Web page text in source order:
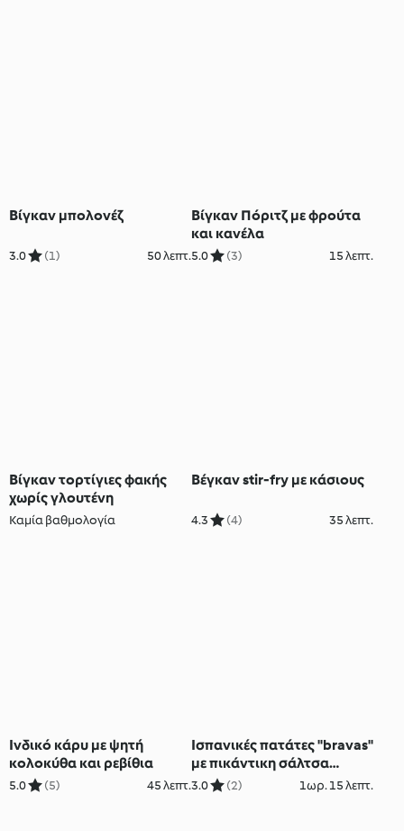
Βίγκαν μπολονέζ
3.0 (1) 50 λεπτ.
Βίγκαν Πόριτζ με φρούτα
και κανέλα
5.0 (3) 15 λεπτ.
Βίγκαν τορτίγιες φακής
χωρίς γλουτένη
Καμία βαθμολογία
Βέγκαν stir-fry με κάσιους
4.3 (4) 35 λεπτ.
Ινδικό κάρυ με ψητή
κολοκύθα και ρεβίθια
5.0 (5) 45 λεπτ.
Ισπανικές πατάτες "bravas"
με πικάντικη σάλτσα
ντομάτας και σάλτσα
3.0 (2) 1ωρ. 15 λεπτ.